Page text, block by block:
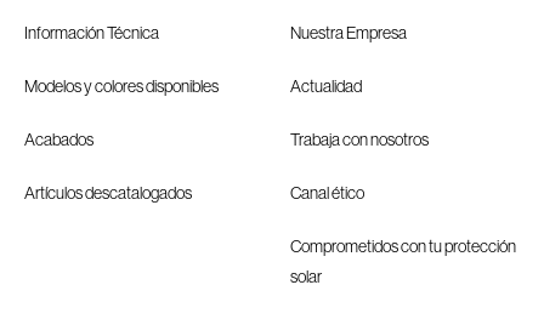
Información Técnica
Modelos y colores disponibles
Acabados
Artículos descatalogados
Nuestra Empresa
Actualidad
Trabaja con nosotros
Canal ético
Comprometidos con tu protección
solar